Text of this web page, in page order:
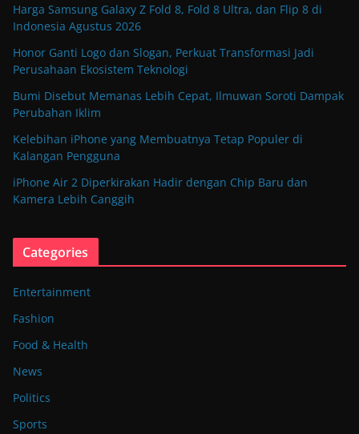
Harga Samsung Galaxy Z Fold 8, Fold 8 Ultra, dan Flip 8 di
Indonesia Agustus 2026
Honor Ganti Logo dan Slogan, Perkuat Transformasi Jadi
Perusahaan Ekosistem Teknologi
Bumi Disebut Memanas Lebih Cepat, Ilmuwan Soroti Dampak
Perubahan Iklim
Kelebihan iPhone yang Membuatnya Tetap Populer di
Kalangan Pengguna
iPhone Air 2 Diperkirakan Hadir dengan Chip Baru dan
Kamera Lebih Canggih
Categories
Entertainment
Fashion
Food & Health
News
Politics
Sports